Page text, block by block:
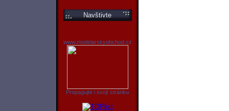
Navštivte
www.modelarskyobchod.cz
Propagujte i svojí stránku